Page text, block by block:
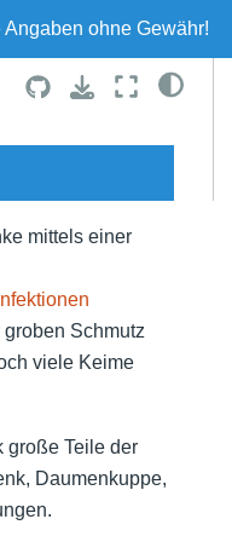
ohne Gewähr!
mittels einer
Schmutz
viele Keime
große Teile der
Daumenkuppe,